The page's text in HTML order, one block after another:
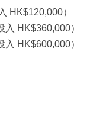
HK$120,000）
HK$360,000）
HK$600,000）